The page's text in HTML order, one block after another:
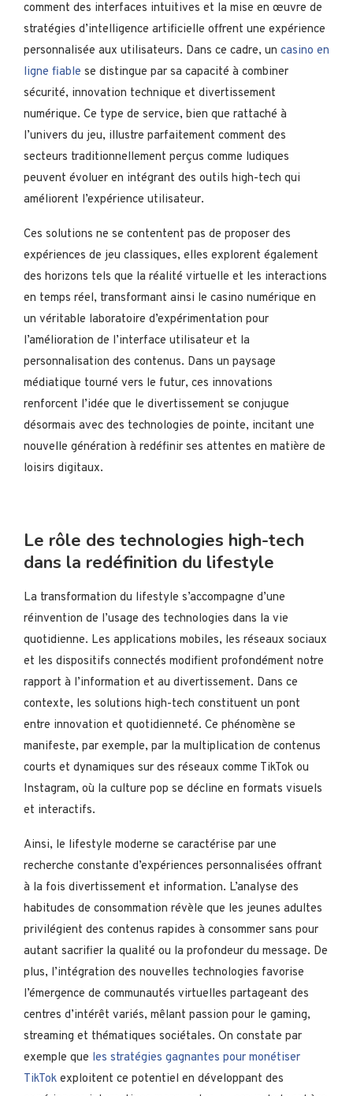
comment des interfaces intuitives et la mise en œuvre de
stratégies d’intelligence artificielle offrent une expérience
personnalisée aux utilisateurs. Dans ce cadre, un casino en
ligne fiable se distingue par sa capacité à combiner
sécurité, innovation technique et divertissement
numérique. Ce type de service, bien que rattaché à
l’univers du jeu, illustre parfaitement comment des
secteurs traditionnellement perçus comme ludiques
peuvent évoluer en intégrant des outils high-tech qui
améliorent l’expérience utilisateur.
Ces solutions ne se contentent pas de proposer des
expériences de jeu classiques, elles explorent également
des horizons tels que la réalité virtuelle et les interactions
en temps réel, transformant ainsi le casino numérique en
un véritable laboratoire d’expérimentation pour
l’amélioration de l’interface utilisateur et la
personnalisation des contenus. Dans un paysage
médiatique tourné vers le futur, ces innovations
renforcent l’idée que le divertissement se conjugue
désormais avec des technologies de pointe, incitant une
nouvelle génération à redéfinir ses attentes en matière de
loisirs digitaux.
Le rôle des technologies high-tech
dans la redéfinition du lifestyle
La transformation du lifestyle s’accompagne d’une
réinvention de l’usage des technologies dans la vie
quotidienne. Les applications mobiles, les réseaux sociaux
et les dispositifs connectés modifient profondément notre
rapport à l’information et au divertissement. Dans ce
contexte, les solutions high-tech constituent un pont
entre innovation et quotidienneté. Ce phénomène se
manifeste, par exemple, par la multiplication de contenus
courts et dynamiques sur des réseaux comme TikTok ou
Instagram, où la culture pop se décline en formats visuels
et interactifs.
Ainsi, le lifestyle moderne se caractérise par une
recherche constante d’expériences personnalisées offrant
à la fois divertissement et information. L’analyse des
habitudes de consommation révèle que les jeunes adultes
privilégient des contenus rapides à consommer sans pour
autant sacrifier la qualité ou la profondeur du message. De
plus, l’intégration des nouvelles technologies favorise
l’émergence de communautés virtuelles partageant des
centres d’intérêt variés, mêlant passion pour le gaming,
streaming et thématiques sociétales. On constate par
exemple que les stratégies gagnantes pour monétiser
TikTok exploitent ce potentiel en développant des